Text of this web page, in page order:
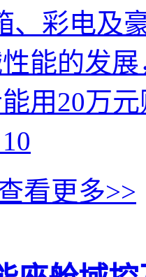
、彩电及
能的发
用20万
看更多>>